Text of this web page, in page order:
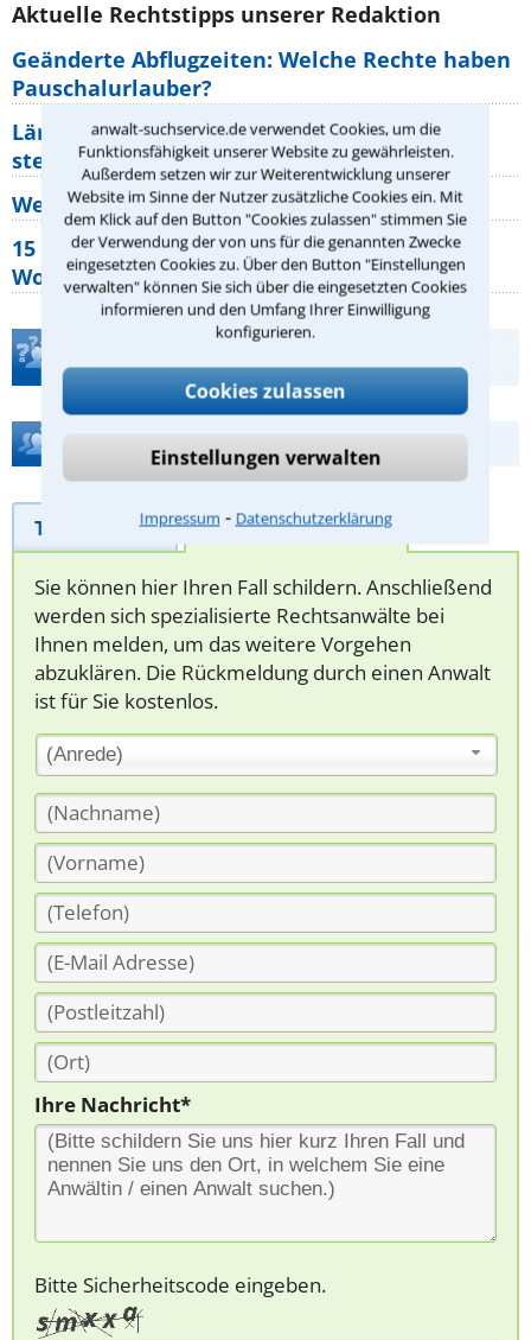
anwalt-suchservice.de verwendet Cookies, um die
Funktionsfähigkeit unserer Website zu gewährleisten.
Außerdem setzen wir zur Weiterentwicklung unserer
Website im Sinne der Nutzer zusätzliche Cookies ein. Mit
dem Klick auf den Button "Cookies zulassen" stimmen Sie
der Verwendung der von uns für die genannten Zwecke
eingesetzten Cookies zu. Über den Button "Einstellungen
verwalten" können Sie sich über die eingesetzten Cookies
informieren und den Umfang Ihrer Einwilligung
konfigurieren.
Cookies zulassen
Einstellungen verwalten
Impressum ⁃ Datenschutzerklärung
Aktuelle Rechtstipps unserer Redaktion
Geänderte Abflugzeiten: Welche Rechte haben
Pauschalurlauber?
Lärm von den Nachbarn: Welche Rechte
stehen mir zu?
Wer muss Zweitwohnungssteuer zahlen?
15 elementare Rechte, die jeder
Wohnungseigentümer kennen sollte
Hilfe bei Ihrer Anwaltsuche?
Telefonhilfe Beratungsanfrage
Sie können hier Ihren Fall schildern. Anschließend
werden sich spezialisierte Rechtsanwälte bei
Ihnen melden, um das weitere Vorgehen
abzuklären. Die Rückmeldung durch einen Anwalt
ist für Sie kostenlos.
(Anrede)
Ihre Nachricht*
Bitte Sicherheitscode eingeben.